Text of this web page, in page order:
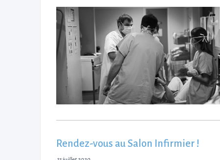
Rendez-vous au Salon Infirmier !